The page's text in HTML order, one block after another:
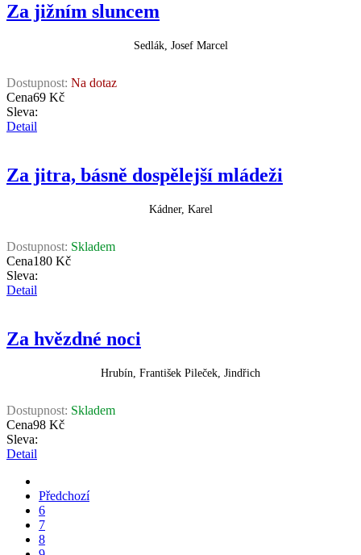
Za jižním sluncem
Sedlák, Josef Marcel
Dostupnost: Na dotaz
Cena69 Kč
Sleva:
Detail
Za jitra, básně dospělejší mládeži
Kádner, Karel
Dostupnost: Skladem
Cena180 Kč
Sleva:
Detail
Za hvězdné noci
Hrubín, František Pileček, Jindřich
Dostupnost: Skladem
Cena98 Kč
Sleva:
Detail
Předchozí
6
7
8